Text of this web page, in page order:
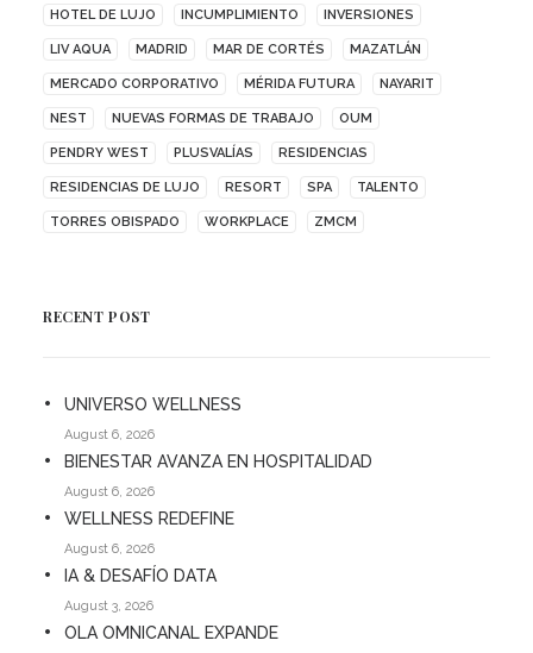
HOTEL DE LUJO INCUMPLIMIENTO INVERSIONES
LIV AQUA MADRID MAR DE CORTÉS MAZATLÁN
MERCADO CORPORATIVO MÉRIDA FUTURA NAYARIT
NEST NUEVAS FORMAS DE TRABAJO OUM
PENDRY WEST PLUSVALÍAS RESIDENCIAS
RESIDENCIAS DE LUJO RESORT SPA TALENTO
TORRES OBISPADO WORKPLACE ZMCM
RECENT POST
UNIVERSO WELLNESS
August 6, 2026
BIENESTAR AVANZA EN HOSPITALIDAD
August 6, 2026
WELLNESS REDEFINE
August 6, 2026
IA & DESAFÍO DATA
August 3, 2026
OLA OMNICANAL EXPANDE